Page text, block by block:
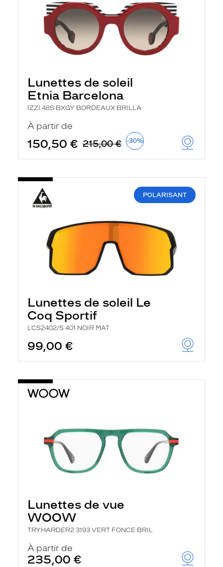
Lunettes de soleil
Etnia Barcelona
IZZI 48S BXGY BORDEAUX BRILLA
À partir de
150,50 € 215,00 € -30%
POLARISANT
Lunettes de soleil Le
Coq Sportif
LCS2402/S 401 NOIR MAT
99,00 €
Lunettes de vue
WOOW
TRYHARDER2 3193 VERT FONCE BRIL
À partir de
235,00 €